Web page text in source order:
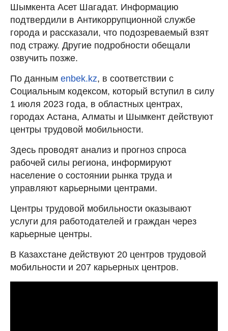
Шымкента Асет Шагадат. Информацию
подтвердили в Антикоррупционной службе
города и рассказали, что подозреваемый взят
под стражу. Другие подробности обещали
озвучить позже.
По данным enbek.kz, в соответствии с
Социальным кодексом, который вступил в силу
1 июля 2023 года, в областных центрах,
городах Астана, Алматы и Шымкент действуют
центры трудовой мобильности.
Здесь проводят анализ и прогноз спроса
рабочей силы региона, информируют
население о состоянии рынка труда и
управляют карьерными центрами.
Центры трудовой мобильности оказывают
услуги для работодателей и граждан через
карьерные центры.
В Казахстане действуют 20 центров трудовой
мобильности и 207 карьерных центров.